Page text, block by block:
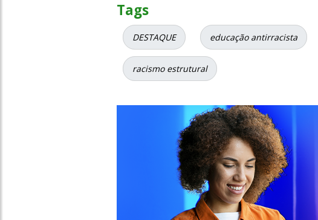
Tags
DESTAQUE educação antirracista
racismo estrutural